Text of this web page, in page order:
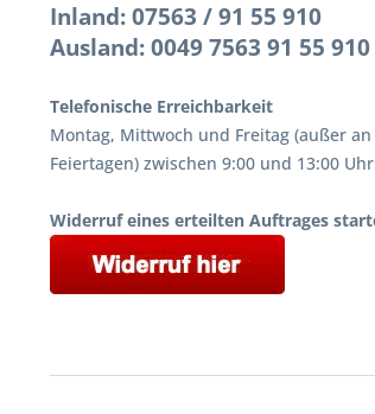
Inland: 07563 / 91 55 910
Ausland: 0049 7563 91 55 910
Telefonische Erreichbarkeit
Montag, Mittwoch und Freitag (außer an
Feiertagen) zwischen 9:00 und 13:00
Widerruf eines erteilten Auftrages